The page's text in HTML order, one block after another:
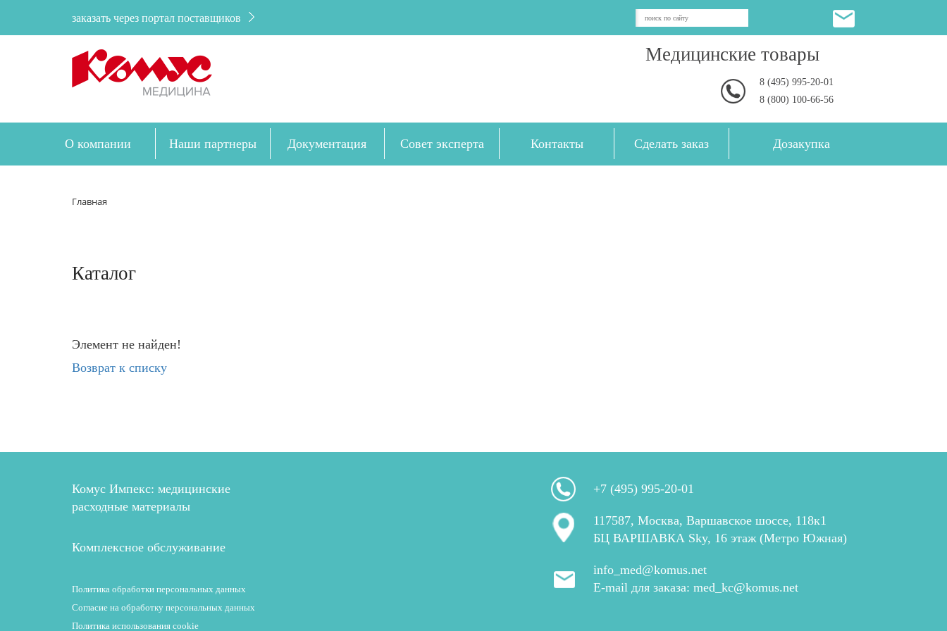
заказать через портал поставщиков
Медицинские товары
8 (495) 995-20-01
8 (800) 100-66-56
О компании Наши партнеры Документация Совет эксперта Контакты Сделать заказ Дозакупка
Главная
Каталог
Элемент не найден!
Возврат к списку
Комус Импекс: медицинские
расходные материалы
Комплексное обслуживание
Политика обработки персональных данных
Согласие на обработку персональных данных
Политика использования cookie
+7 (495) 995-20-01
117587, Москва, Варшавское шоссе, 118к1
БЦ ВАРШАВКА Sky, 16 этаж (Метро Южная)
info_med@komus.net
E-mail для заказа: med_kc@komus.net